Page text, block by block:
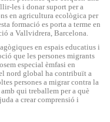
les i donar suport per a
en agricultura ecològica per
formació es porta a terme en
a Vallvidrera, Barcelona.
en espais educatius i
que les persones migrants
especial èmfasi en
nord global ha contribuït a
persones a migrar contra la
qui treballem per a què
a crear comprensió i